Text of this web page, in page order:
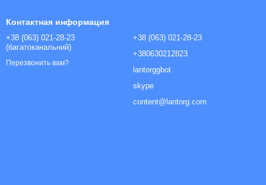
Контактная информация
+38 (063) 021-28-23
(багатоканальний)
Перезвонить вам?
+38 (063) 021-28-23
+380630212823
lantorggbot
skype
content@lantorg.com